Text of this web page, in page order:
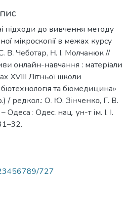
підходи до вивчення методу
мікроскопії в межах курсу
В. Чеботар, Н. І. Молчанюк //
онлайн-навчання : матеріали
XVIII Літньої школи
та біомедицина»
/ редкол.: О. Ю. Зінченко, Г. В.
: Одес. нац. ун-т ім. І. І.
727